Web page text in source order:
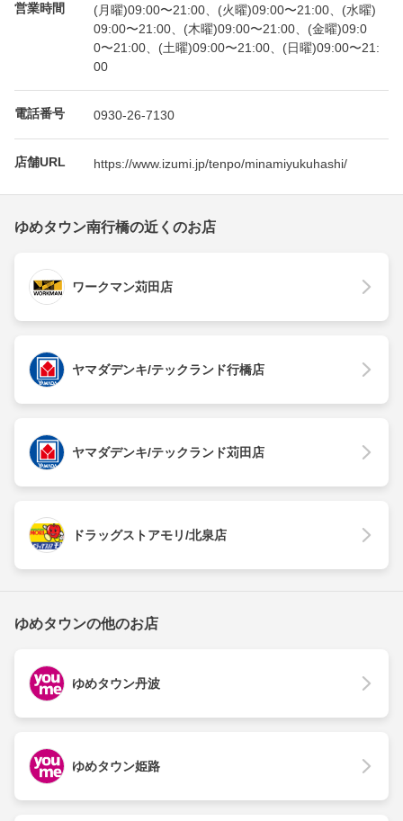
営業時間
(月曜)09:00〜21:00、(火曜)09:00〜21:00、(水曜)
09:00〜21:00、(木曜)09:00〜21:00、(金曜)09:0
0〜21:00、(土曜)09:00〜21:00、(日曜)09:00〜21:
00
電話番号 0930-26-7130
店舗URL https://www.izumi.jp/tenpo/minamiyukuhashi/
ゆめタウン南行橋の近くのお店
ワークマン苅田店
ヤマダデンキ/テックランド行橋店
ヤマダデンキ/テックランド苅田店
ドラッグストアモリ/北泉店
ゆめタウンの他のお店
ゆめタウン丹波
ゆめタウン姫路